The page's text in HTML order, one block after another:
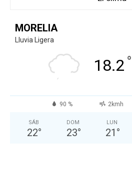
MORELIA
Lluvia Ligera
18.2 °
90 % 2kmh
SÁB
22°
DOM
23°
LUN
21 °